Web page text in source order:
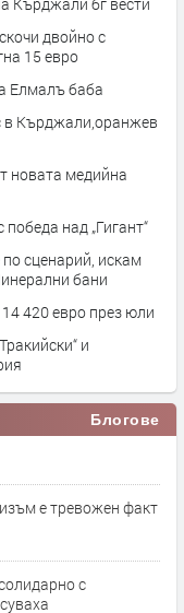
двойно с
15 евро
Елмалъ баба
в Кърджали,оранжев
новата медийна
над „Гигант“
сценарий, искам
бани
420 евро през юли
и
Блогове
е тревожен факт
с